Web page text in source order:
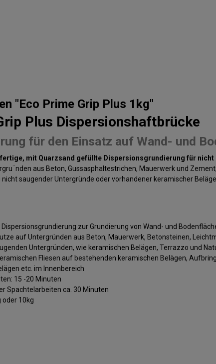
"Eco Prime Grip Plus 1kg"
Plus Dispersionshaftbrücke
für den Einsatz auf Wand- und
mit Quarzsand gefüllte Dispersionsgrundierung für nicht
aus Beton, Gussasphaltestrichen, Mauerwerk und
saugender Untergründe oder vorhandener keramischer
zur Grundierung von Wand- und
auf Untergründen aus Beton, Mauerwerk, Betonsteinen,
Untergründen, wie keramischen Belägen, Terrazzo und
Fliesen auf bestehenden keramischen Belägen,
etc. im Innenbereich
15 -20 Minuten
Spachtelarbeiten ca. 30 Minuten
oder 10kg